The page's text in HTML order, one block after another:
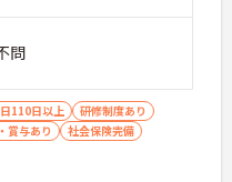
問
110日以上
研修制度あり
賞与あり
社会保険完備